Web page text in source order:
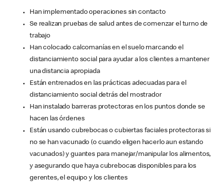
Han implementado operaciones sin contacto
Se realizan pruebas de salud antes de comenzar el turno de
trabajo
Han colocado calcomanías en el suelo marcando el
distanciamiento social para ayudar a los clientes a mantener
una distancia apropiada
Están entrenados en las prácticas adecuadas para el
distanciamiento social detrás del mostrador
Han instalado barreras protectoras en los puntos donde se
hacen las órdenes
Están usando cubrebocas o cubiertas faciales protectoras si
no se han vacunado (o cuando eligen hacerlo aun estando
vacunados) y guantes para manejar/manipular los alimentos,
y asegurando que haya cubrebocas disponibles para los
gerentes, el equipo y los clientes